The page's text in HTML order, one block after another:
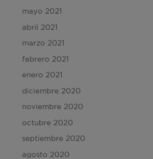
mayo 2021
abril 2021
marzo 2021
febrero 2021
enero 2021
diciembre 2020
noviembre 2020
octubre 2020
septiembre 2020
agosto 2020